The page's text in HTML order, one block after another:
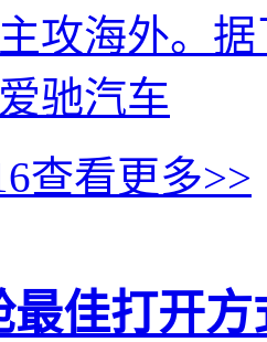
攻海外。
驰汽车
查看更多>>
最佳打开